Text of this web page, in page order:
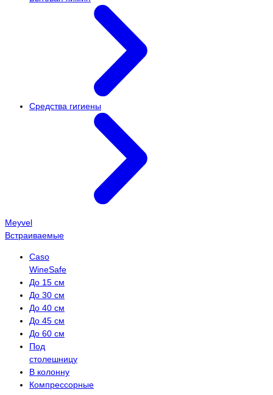
Средства гигиены
Meyvel
Встраиваемые
Caso
WineSafe
До 15 см
До 30 см
До 40 см
До 45 см
До 60 см
Под
столешницу
В колонну
Компрессорные